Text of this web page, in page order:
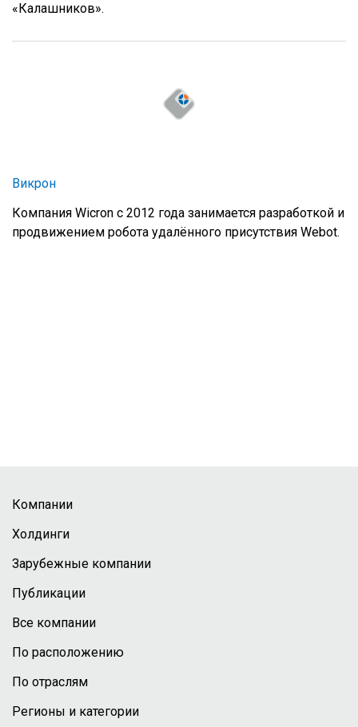
«Калашников».
Викрон
Компания Wicron с 2012 года занимается разработкой и
продвижением робота удалённого присутствия Webot.
Компании
Холдинги
Зарубежные компании
Публикации
Все компании
По расположению
По отраслям
Регионы и категории